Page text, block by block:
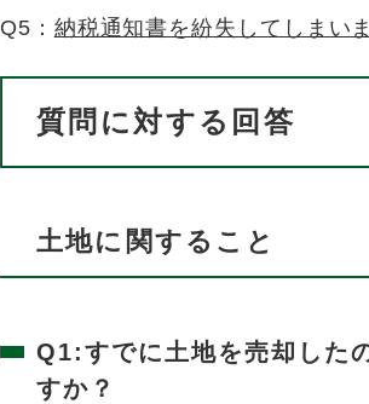
Q5： 納税通知書を紛失してしまい
質問に対する回答
土地に関すること
Q1:すでに土地を売却 した
すか？